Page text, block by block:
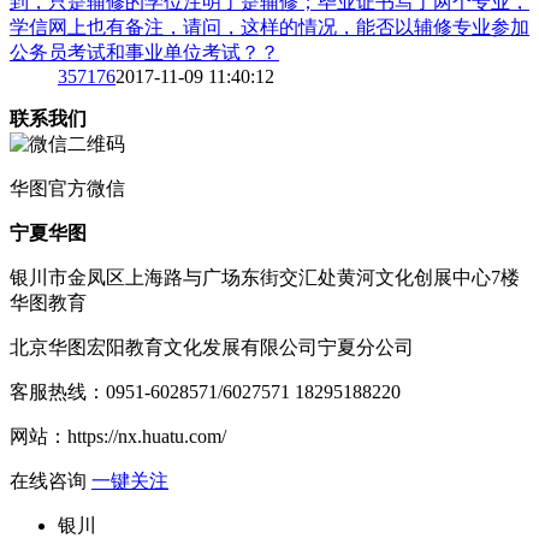
学信网上也有备注，请问，这样的情况，能否以辅修专业参加
公务员考试和事业单位考试？？
3571762017-11-09 11:40:12
联系我们
华图官方微信
宁夏华图
银川市金凤区上海路与广场东街交汇处黄河文化创展中心7楼
华图教育
北京华图宏阳教育文化发展有限公司宁夏分公司
客服热线： 0951-6028571/6027571 18295188220
网站： https://nx.huatu.com/
在线咨询 一键关注
银川